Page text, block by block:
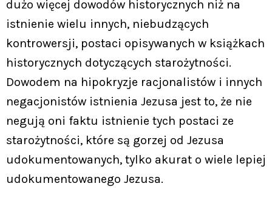
dużo więcej dowodów historycznych niż na
istnienie wielu innych, niebudzących
kontrowersji, postaci opisywanych w książkach
historycznych dotyczących starożytności.
Dowodem na hipokryzje racjonalistów i innych
negacjonistów istnienia Jezusa jest to, że nie
negują oni faktu istnienie tych postaci ze
starożytności, które są gorzej od Jezusa
udokumentowanych, tylko akurat o wiele lepiej
udokumentowanego Jezusa.